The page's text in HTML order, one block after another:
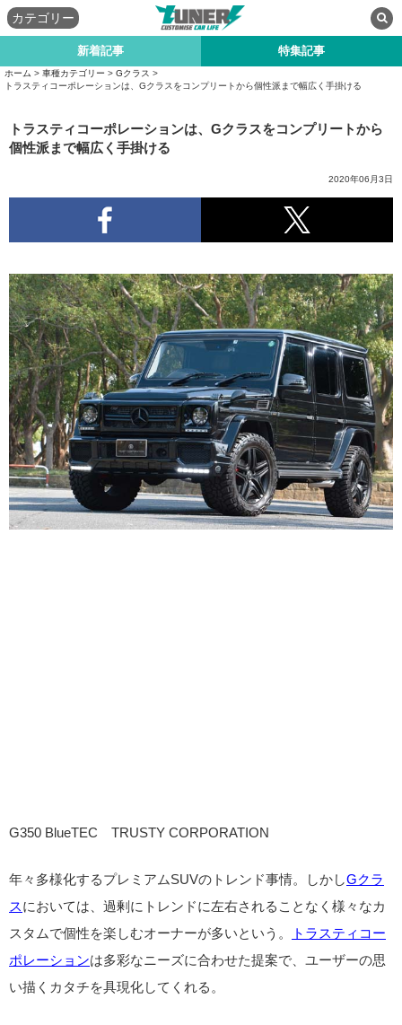
カテゴリー
新着記事 特集記事
ホーム > 車種カテゴリー > Gクラス >
トラスティコーポレーションは、Gクラスをコンプリートから個性派まで幅広く手掛ける
トラスティコーポレーションは、Gクラスをコンプリートから
個性派まで幅広く手掛ける
2020年06月3日
G350 BlueTEC TRUSTY CORPORATION
年々多様化するプレミアムSUVのトレンド事情。しかしGクラ
スにおいては、過剰にトレンドに左右されることなく様々なカ
スタムで個性を楽しむオーナーが多いという。
トラスティコー
ポレーションは多彩なニーズに合わせた提案で、ユーザーの思
い描くカタチを具現化してくれる。